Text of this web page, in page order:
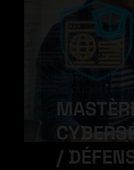
/